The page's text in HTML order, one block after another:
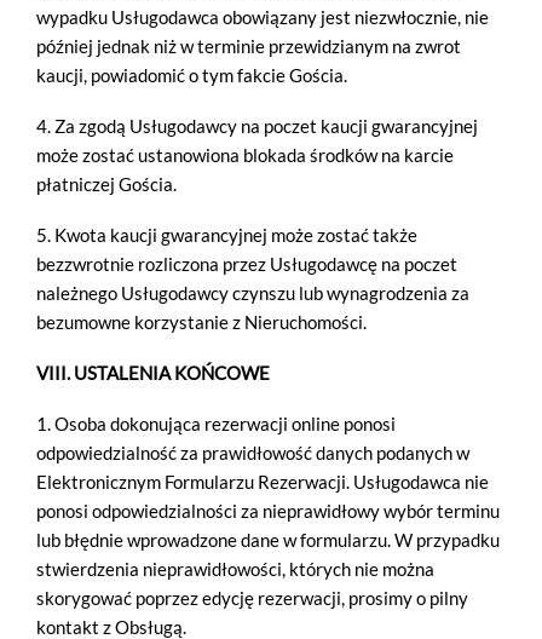
wypadku Usługodawca obowiązany jest niezwłocznie, nie
później jednak niż w terminie przewidzianym na zwrot
kaucji, powiadomić o tym fakcie Gościa.
4. Za zgodą Usługodawcy na poczet kaucji gwarancyjnej
może zostać ustanowiona blokada środków na karcie
płatniczej Gościa.
5. Kwota kaucji gwarancyjnej może zostać także
bezzwrotnie rozliczona przez Usługodawcę na poczet
należnego Usługodawcy czynszu lub wynagrodzenia za
bezumowne korzystanie z Nieruchomości.
VIII. USTALENIA KOŃCOWE
1. Osoba dokonująca rezerwacji online ponosi
odpowiedzialność za prawidłowość danych podanych w
Elektronicznym Formularzu Rezerwacji. Usługodawca nie
ponosi odpowiedzialności za nieprawidłowy wybór terminu
lub błędnie wprowadzone dane w formularzu. W przypadku
stwierdzenia nieprawidłowości, których nie można
skorygować poprzez edycję rezerwacji, prosimy o pilny
kontakt z Obsługą.